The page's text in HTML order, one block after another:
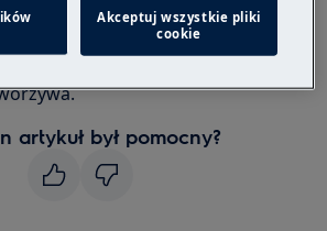
i naruszenie
może doprowadzić do
artykuł był pomocny?
Akceptuj wszystkie pliki
cookie